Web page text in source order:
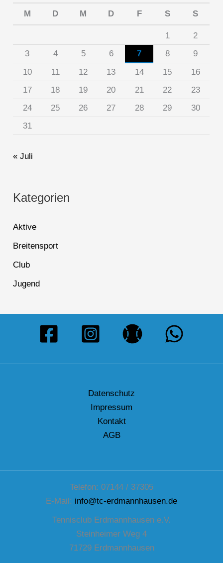
M D M D F S S
1
2
3
4 5 6 7 8
9
10
11 12 13 14 15
16
17
18 19 20 21 22
23
24
25 26 27 28 29
30
31
« Juli
Kategorien
Aktive
Breitensport
Club
Jugend
Datenschutz
Impressum
Kontakt
AGB
Telefon: 07144 / 37305
E-Mail: info@tc-erdmannhausen.de
Tennisclub Erdmannhausen e.V.
Steinheimer Weg 4
71729 Erdmannhausen